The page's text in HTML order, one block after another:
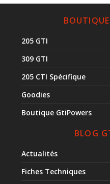
205 GTI
309 GTI
205 CTI Spécifique
Goodies
Boutique GtiPowers
BLOG
Actualités
Fiches Techniques